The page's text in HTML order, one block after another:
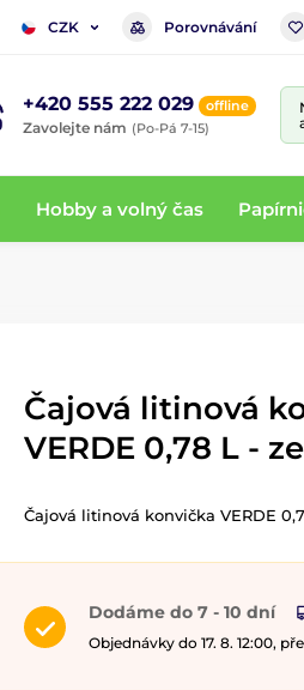
CZK Porovnávání
+420 555 222 029 offline
Zavolejte nám (Po-Pá 7-15)
Hobby a volný čas
Čajová litinová
VERDE 0,78 L -
Čajová litinová konvička VERDE
Dodáme do 7 - 10 dní
Objednávky do 17. 8. 12:00,